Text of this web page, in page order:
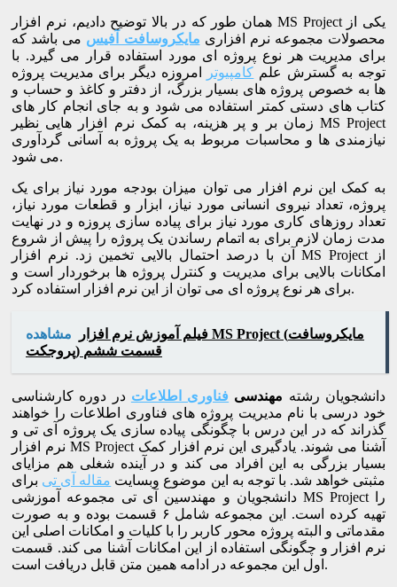
همان طور که در بالا توضیح دادیم، نرم افزار MS Project یکی از
محصولات مجموعه نرم افزاری مایکروسافت آفیس می باشد که
برای مدیریت هر نوع پروژه ای مورد استفاده قرار می گیرد. با
توجه به گسترش علم کامپیوتر
امروزه دیگر برای مدیریت پروژه
ها به خصوص پروژه های بسیار بزرگ، از دفتر و کاغذ و حساب و
کتاب های دستی کمتر استفاده می شود و به جای انجام کار های
زمان بر و پر هزینه، به کمک نرم افزار هایی نظیر MS Project
نیازمندی ها و محاسبات مربوط به یک پروژه به آسانی گردآوری
می شود.
به کمک این نرم افزار می توان میزان بودجه مورد نیاز برای یک
پروژه، تعداد نیروی انسانی مورد نیاز، ابزار و قطعات مورد نیاز،
تعداد روزهای کاری مورد نیاز برای پیاده سازی پروزه و در نهایت
مدت زمان لازم برای به اتمام رساندن یک پروژه را پیش از شروع
آن با درصد احتمال بالایی تخمین زد. نرم افزار MS Project از
امکانات بالایی برای مدیریت و کنترل پروژه ها برخوردار است و
برای هر نوع پروژه ای می توان از این نرم افزار استفاده کرد.
مشاهده
فیلم آموزش نرم افزار MS Project (مایکروسافت
پروجکت) قسمت ششم
دانشجویان رشته مهندسی فناوری اطلاعات در دوره کارشناسی
خود درسی با نام مدیریت پروژه های فناوری اطلاعات را خواهند
گذراند که در این درس با چگونگی پیاده سازی یک پروژه آی تی و
نرم افزار MS Project آشنا می شوند. یادگیری این نرم افزار کمک
بسیار بزرگی به این افراد می کند و در آینده شغلی هم مزایای
مثبتی خواهد شد. با توجه به این موضوع وبسایت مقاله آی تی برای
دانشجویان و مهندسین آی تی مجموعه آموزشی MS Project را
تهیه کرده است. این مجموعه شامل ۶ قسمت بوده و به صورت
مقدماتی و البته پروژه محور کاربر را با کلیات و امکانات اصلی این
نرم افزار و چگونگی استفاده از این امکانات آشنا می کند. قسمت
اول این مجموعه در ادامه همین متن قابل دریافت است.